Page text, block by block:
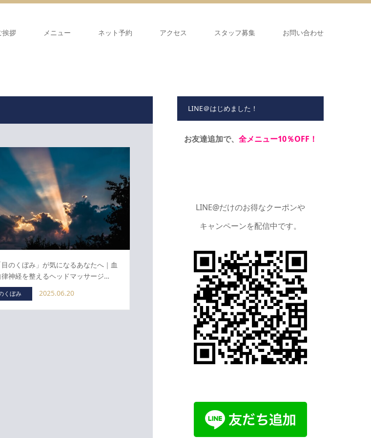
挨拶 メニュー ネット予約 アクセス スタッフ募集 お問い合わせ
のくぼみ」が気になるあなたへ｜血
神経を整えるヘッドマッサージ…
くぼみ 2025.06.20
LINE＠はじめました！
お友達追加で、 全メニュー10％OFF！
LINE@だけのお得なクーポンや
キャンペーンを配信中です。